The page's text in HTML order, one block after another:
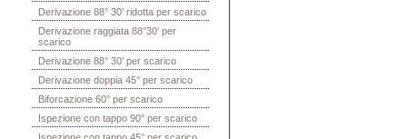
Derivazione 88° 30’ ridotta per scarico
Derivazione raggiata 88°30’ per
scarico
Derivazione 88° 30’ per scarico
Derivazione doppia 45° per scarico
Biforcazione 60° per scarico
Ispezione con tappo 90° per scarico